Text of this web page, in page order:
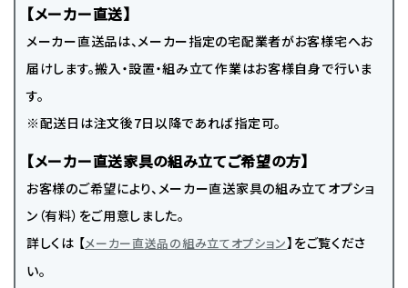
【メーカー直送】
メーカー直送品は、メーカー指定の宅配業者がお客様宅へお
届けします。搬入・設置・組み立て作業はお客様自身で行いま
す。
※配送日は注文後7日以降であれば指定可。
【メーカー直送家具の組み立てご希望の方】
お客様のご希望により、メーカー直送家具の組み立てオプショ
ン（有料）をご用意しました。
詳しくは 【メーカー直送品の組み立てオプション】をご覧くださ
い。